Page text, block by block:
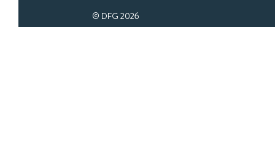
© DFG 2026